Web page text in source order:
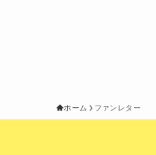
ホーム ファンレター